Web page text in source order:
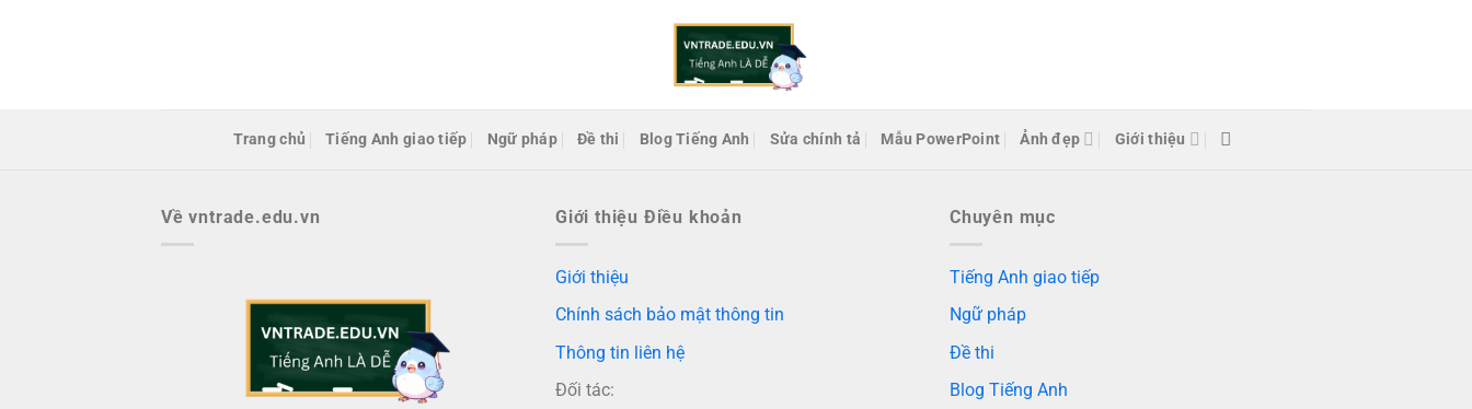
Trang chủ Tiếng Anh giao tiếp Ngữ pháp Đề thi Blog Tiếng Anh Sửa chính tả Mẫu PowerPoint Ảnh đẹp Giới thiệu
Về vntrade.edu.vn Giới thiệu Điều khoản
Giới thiệu
Chính sách bảo mật thông tin
Thông tin liên hệ
Đối tác:
Chuyên mục
Tiếng Anh giao tiếp
Ngữ pháp
Đề thi
Blog Tiếng Anh